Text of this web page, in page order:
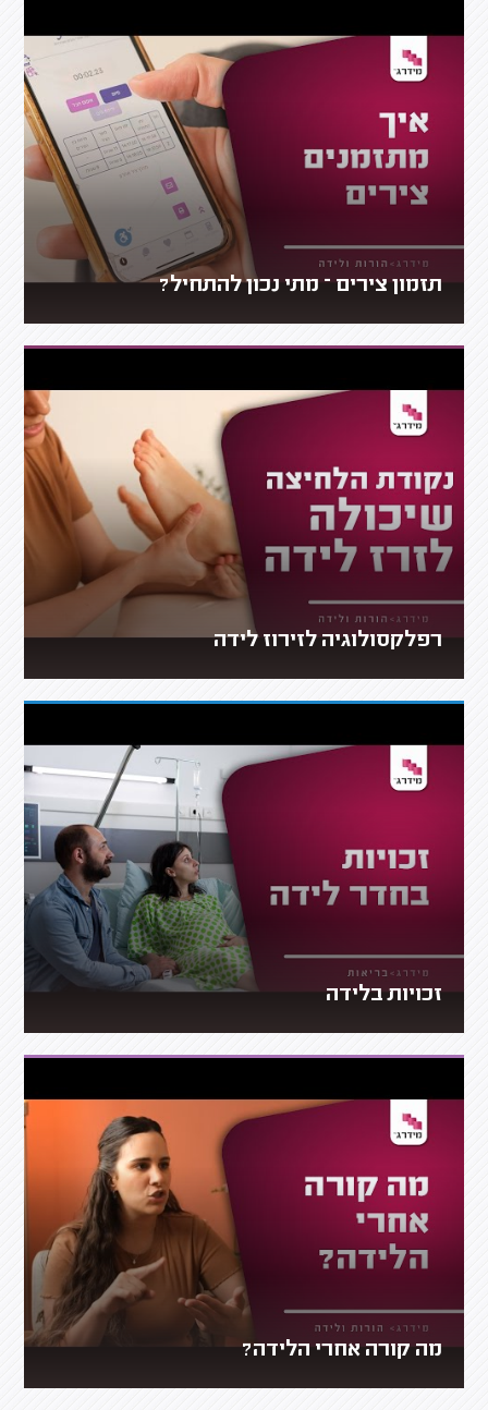
תזמון צירים – מתי נכון להתחיל?
רפלקסולוגיה לזירוז לידה
זכויות בלידה
מה קורה אחרי הלידה?